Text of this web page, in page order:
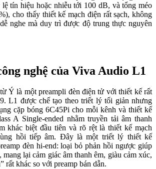
tín hiệu hoặc nhiễu tới 100 dB, và tổng méo
cho thấy thiết kế mạch điện rất sạch, không
nghe mà duy trì được độ trung thực nguyên
nghệ của Viva Audio L1
Ý là một preampli đèn điện tử với thiết kế rất
L1 được chế tạo theo triết lý tối giản nhưng
cặp bóng 6C45Pi cho mỗi kênh và thiết kế
A Single-ended nhằm truyền tải âm thanh
khác biệt đầu tiên và rõ rệt là thiết kế mạch
hồi tiếp âm. Đây là một triết lý thiết kế
đèn hi-end: loại bỏ phản hồi ngược giúp
mang lại cảm giác âm thanh êm, giàu cảm xúc,
rất khác so với preamp bán dẫn.